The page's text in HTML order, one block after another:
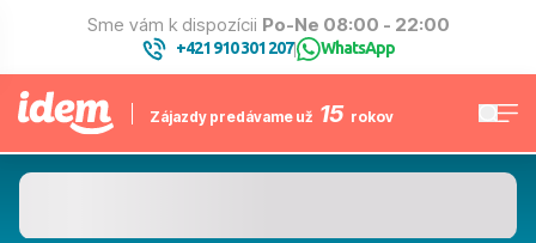
Sme vám k dispozícii Po-Ne 08:00 - 22:00
+421 910 301 207| WhatsApp
Zájazdy predávame už 15 rokov